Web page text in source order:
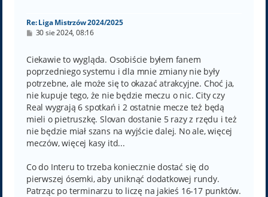
Re: Liga Mistrzów 2024/2025
P
t
30 sie 2024, 08:16
Ciekawie to wygląda. Osobiście byłem fanem
poprzedniego systemu i dla mnie zmiany nie były
potrzebne, ale może się to okazać atrakcyjne. Choć ja,
nie kupuje tego, że nie będzie meczu o nic. City czy
Real wygrają 6 spotkań i 2 ostatnie mecze też będą
mieli o pietruszkę. Slovan dostanie 5 razy z rzędu i też
nie będzie miał szans na wyjście dalej. No ale, więcej
meczów, więcej kasy itd...
Co do Interu to trzeba koniecznie dostać się do
pierwszej ósemki, aby uniknąć dodatkowej rundy.
Patrząc po terminarzu to liczę na jakieś 16-17 punktów.